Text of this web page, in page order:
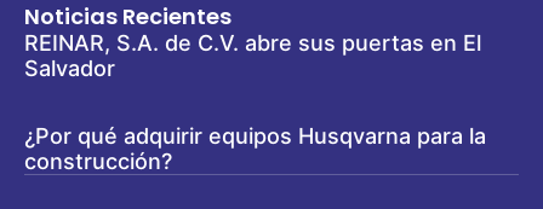
Noticias Recientes
REINAR, S.A. de C.V. abre sus puertas en El
Salvador
¿Por qué adquirir equipos Husqvarna para la
construcción?